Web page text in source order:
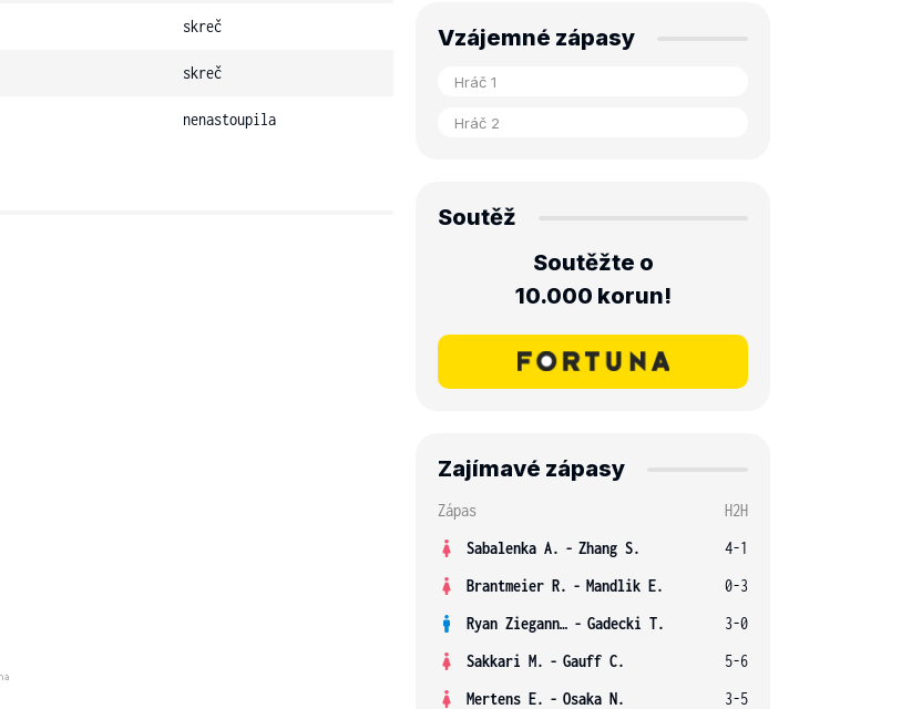
skreč
skreč
nenastoupila
Vzájemné zápasy
Soutěž
Soutěžte o
10.000 korun!
Zajímavé zápasy
Zápas
H2H
Sabalenka A. - Zhang S.
4-1
Brantmeier R. - Mandlik E.
0-3
Ryan Ziegann S. - Gadecki T.
3-0
Sakkari M. - Gauff C.
5-6
Mertens E. - Osaka N.
3-5